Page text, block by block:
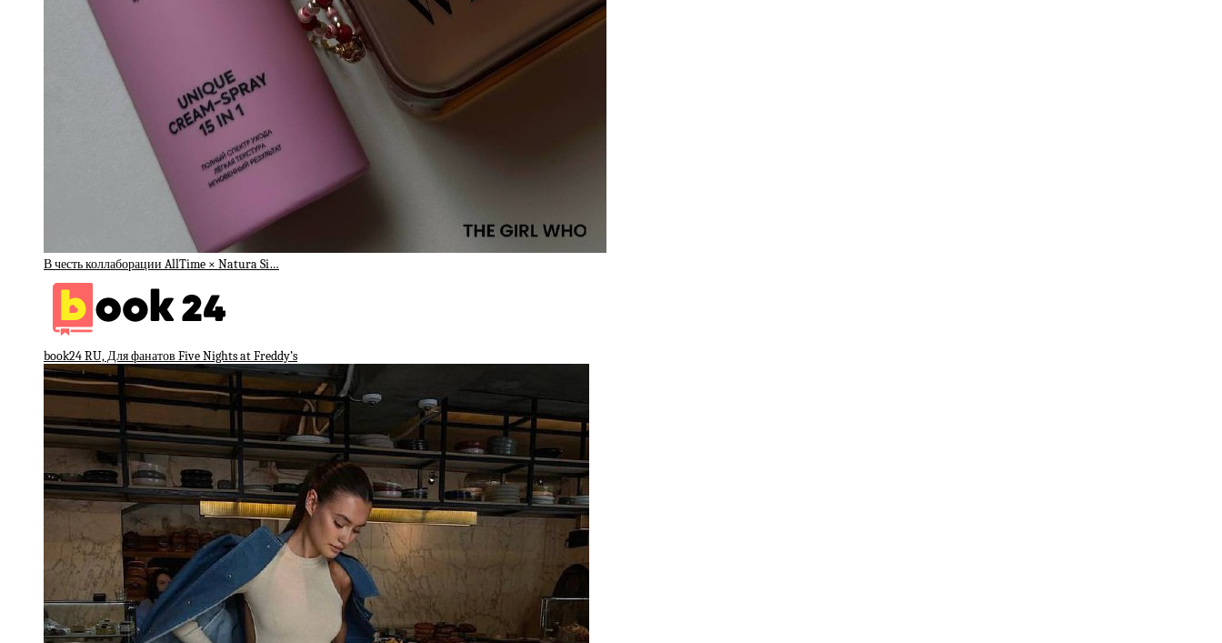
В честь коллаборации AllTime × Natura Si…
book24 RU, Для фанатов Five Nights at Freddy’s